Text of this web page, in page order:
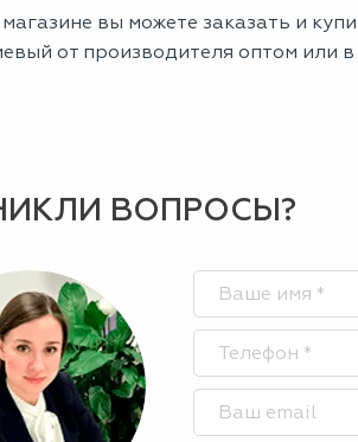
вы можете заказать и
от производителя оптом или
ВОПРОСЫ?